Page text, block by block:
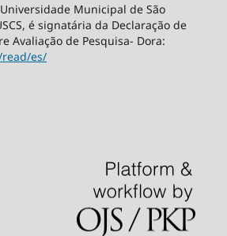
Municipal de São
é signatária da Declaração de
Avaliação de Pesquisa- Dora:
es/